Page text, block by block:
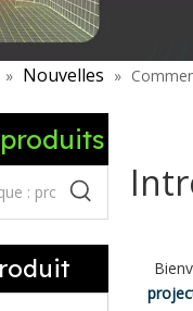
» Nouvelles »